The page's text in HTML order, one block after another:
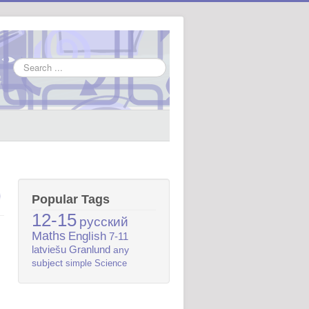
Search
...
Popular Tags
12-15 русский
Maths English 7-11
latviešu Granlund any
subject simple Science